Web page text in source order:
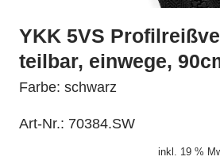
YKK 5VS
teilbar, einwege,
Farbe: schwarz
Art-Nr.: 70384.SW
inkl. 19 %